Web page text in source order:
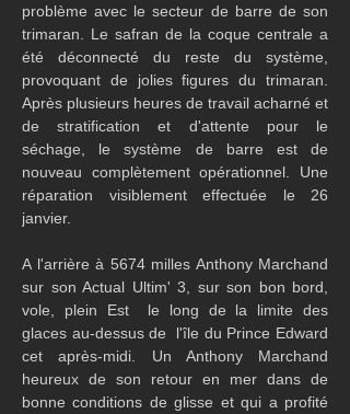
problème avec le secteur de barre de son
trimaran. Le safran de la coque centrale a
été déconnecté du reste du système,
provoquant de jolies figures du trimaran.
Après plusieurs heures de travail acharné et
de stratification et d'attente pour le
séchage, le système de barre est de
nouveau complètement opérationnel. Une
réparation visiblement effectuée le 26
janvier.
A l'arrière à 5674 milles Anthony Marchand
sur son Actual Ultim' 3, sur son bon bord,
vole, plein Est  le long de la limite des
glaces au-dessus de  l'île du Prince Edward
cet après-midi. Un Anthony Marchand
heureux de son retour en mer dans de
bonne conditions de glisse et qui a profité